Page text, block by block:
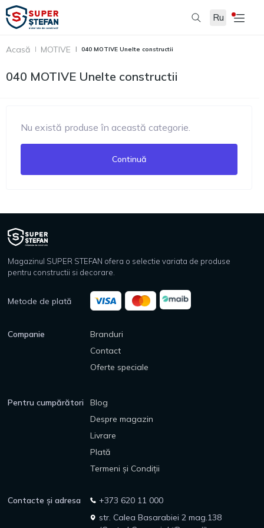
Ru
Acasă MOTIVE 040 MOTIVE Unelte constructii
040 MOTIVE Unelte constructii
Nu există produse în această categorie.
Continuă
Magazinul SUPER STEFAN ofera o selectie variata de produse
pentru constructii si decorare.
Metode de plată
Companie
Branduri
Contact
Oferte speciale
Pentru cumpărători
Blog
Despre magazin
Livrare
Plată
Termeni și Condiții
Contacte și adresa
+373 620 11 000
str. Calea Basarabiei 2 mag.138